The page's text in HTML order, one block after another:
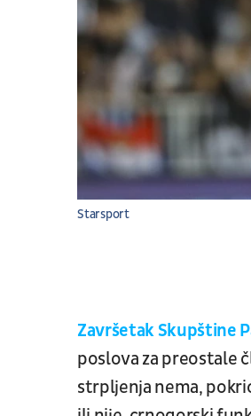
Starsport
Završetak Skupštine
poslova za preostale
strpljenja nema,